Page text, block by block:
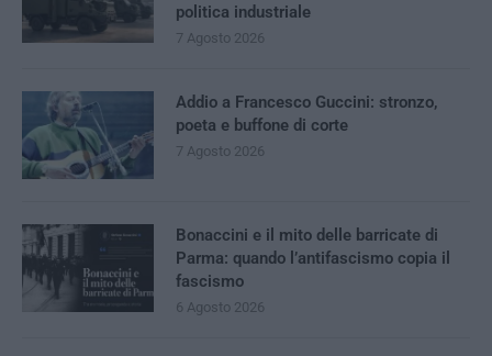
politica industriale
7 Agosto 2026
Addio a Francesco Guccini: stronzo,
poeta e buffone di corte
7 Agosto 2026
Bonaccini e il mito delle barricate di
Parma: quando l’antifascismo copia il
fascismo
6 Agosto 2026